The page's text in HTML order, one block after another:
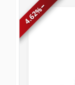
−
4.62%